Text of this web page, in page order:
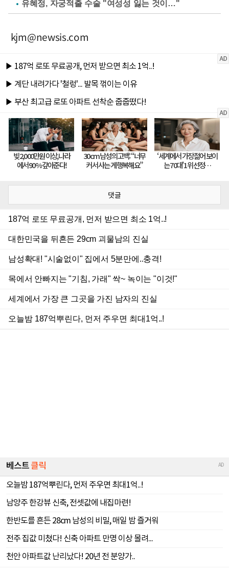
유혜정, 자궁적출 수술 "여성성 잃는 것이…"
kjm@newsis.com
댓글